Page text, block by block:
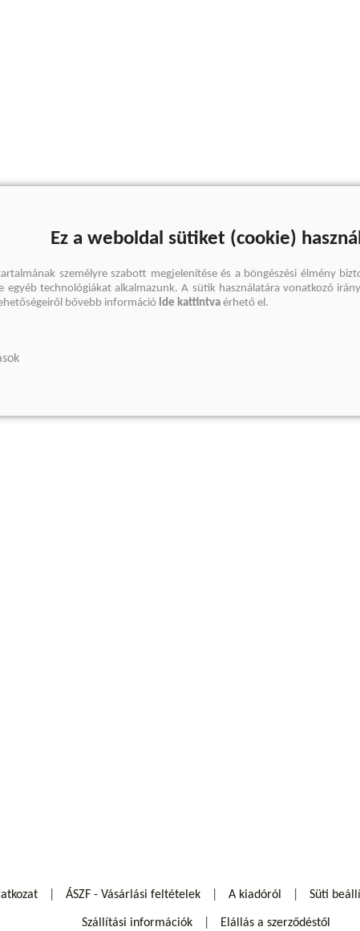
ÁSZF - Vásárlási feltételek A kiadóról Süti
Szállítási információk Elállás a szerződéstől
Ez a weboldal sütiket (cookie) használ
személyre szabott megjelenítése és a böngészési élmény
egyéb technológiákat alkalmazunk. A sütik használatára vonatkozó
bővebb információide kattintva érhető el.